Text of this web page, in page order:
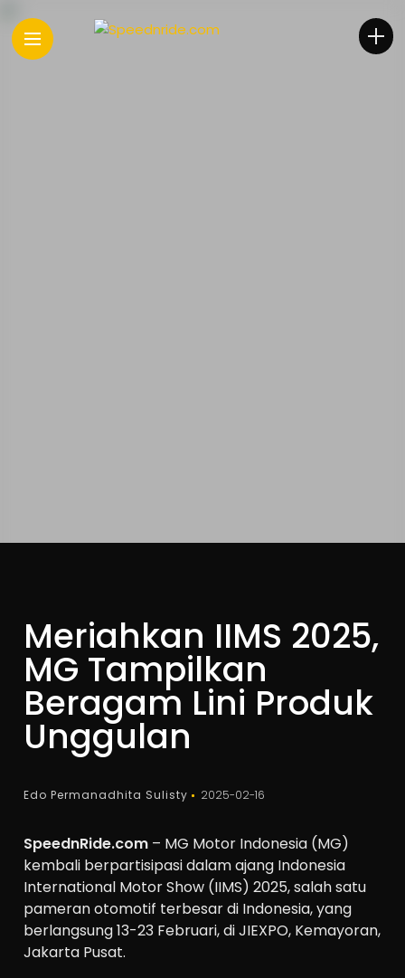
Meriahkan IIMS 2025,
MG Tampilkan
Beragam Lini Produk
Unggulan
Edo Permanadhita Sulisty 2025-02-16
SpeednRide.com – MG Motor Indonesia (MG)
kembali berpartisipasi dalam ajang Indonesia
International Motor Show (IIMS) 2025, salah satu
pameran otomotif terbesar di Indonesia, yang
berlangsung 13-23 Februari, di JIEXPO, Kemayoran,
Jakarta Pusat.